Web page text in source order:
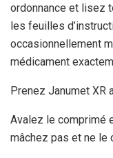
ordonnance et lisez
les feuilles
occasionnellement
médicament
Prenez Janumet XR
Avalez le comprimé
mâchez pas et ne le